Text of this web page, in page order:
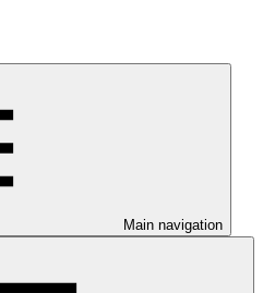
Main navigation